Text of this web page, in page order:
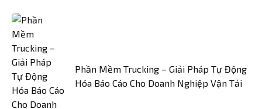
Phần Mềm Trucking – Giải Pháp Tự Động
Hóa Báo Cáo Cho Doanh Nghiệp Vận Tải